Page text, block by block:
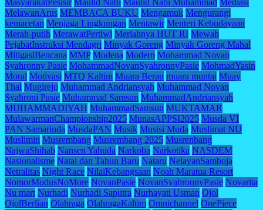
MasyarakatPesisir Maulid Nabi Maulid Nabi Muhammad Mediasi
MelawanArus MEMBACA BUKU Mengamuk Mengurangi
kemacetan Menjaga Lingkungan Mentawir Menteri Kebudayaan
Merah-putih MerawatPertiwi Meriahnya HUT RI Mewah
PejabatInstruksi Mendagri Minyak Goreng Minyak Goreng Mahal
MitigasiBencana MMP Modena Modern Mohammad Novan
Syahronny Pasie MohammadNovanSyahronnyPasie MohmadYasin
Moral Motivasi MTQ Kaltim Muara Berau muara muntai Muay
Thai Mugirejo Muhammad Andriansyah Muhammad Novan
Syahroni Pasie Muhammad Samsun MuhammadAndriansyah
MUHAMMADIYAH MuhammadSamsun MUKTAMAR
MulawarmanChampionship2025 MunasAPPSI2025 Musda VI
PAN Samarinda MusdaPAN Musik Musisi Muda Muslimat NU
Muslimin Musrembang Musrembang 2025 Musrenbang
NajwaShihab Nansen Yahuda Narkoba Narkotika NASDEM
Nasionalisme Natal dan Tahun Baru Nataru NelayanSamboja
Netralitas Night Race NilaiKebangsaan Noah Maratua Resort
NomorModusNoMore NovanPasie NovanSyahronnyPasie Novarita
Nu mart Nurhadi Nurhadi Saputra Nurhayati Usman Ojol
OjolBerlian Olahraga OlahragaKaltim Omnichannel OnePiece